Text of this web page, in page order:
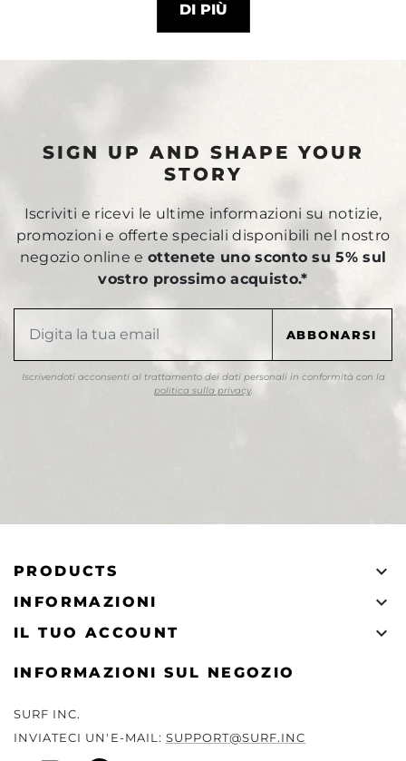
DI PIÙ
SIGN UP AND SHAPE YOUR
STORY
Iscriviti e ricevi le ultime informazioni su notizie,
promozioni e offerte speciali disponibili nel nostro
negozio online eottenete uno sconto su 5% sul
vostro prossimo acquisto.*
Iscrivendoti acconsenti al trattamento dei dati personali in conformità con la
politica sulla privacy.
PRODUCTS 
INFORMAZIONI 
IL TUO ACCOUNT 
INFORMAZIONI SUL NEGOZIO
SURF INC.
INVIATECI UN'E-MAIL: SUPPORT@SURF.INC